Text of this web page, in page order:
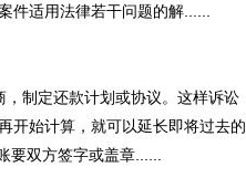
件适用法律若干问题的解......
制定还款计划或协议。这样诉讼
开始计算，就可以延长即将过去的
要双方签字或盖章......